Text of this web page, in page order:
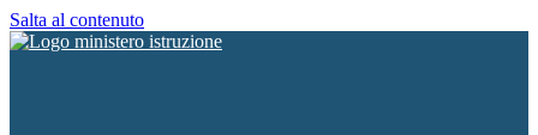
Salta al contenuto